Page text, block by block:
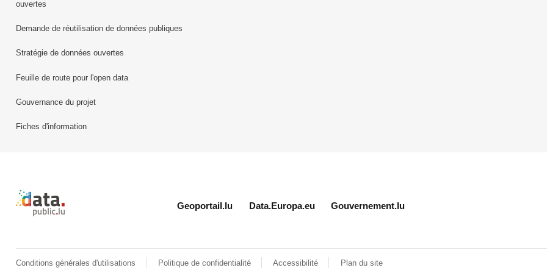
ouvertes
Demande de réutilisation de données publiques
Stratégie de données ouvertes
Feuille de route pour l'open data
Gouvernance du projet
Fiches d'information
Retour à l'accueil de data.public.lu
Geoportail.lu Data.Europa.eu Gouvernement.lu
Conditions générales d'utilisations Politique de confidentialité Accessibilité Plan du site